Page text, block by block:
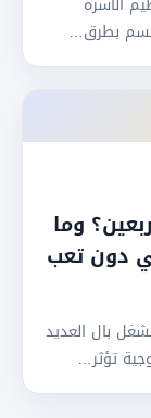
بطرق…
وما
دون تعب
بال العديد
تؤثر…